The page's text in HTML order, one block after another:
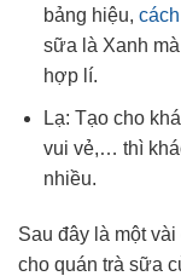
bảng hiệu,
sữa là Xanh
hợp lí.
Lạ: Tạo cho
vui vẻ,… thì
nhiều.
Sau đây là một
cho quán trà sữa